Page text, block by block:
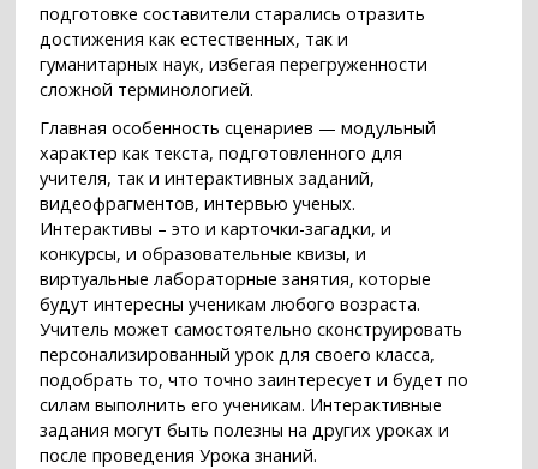
подготовке составители старались отразить
достижения как естественных, так и
гуманитарных наук, избегая перегруженности
сложной терминологией.
Главная особенность сценариев — модульный
характер как текста, подготовленного для
учителя, так и интерактивных заданий,
видеофрагментов, интервью ученых.
Интерактивы – это и карточки-загадки, и
конкурсы, и образовательные квизы, и
виртуальные лабораторные занятия, которые
будут интересны ученикам любого возраста.
Учитель может самостоятельно сконструировать
персонализированный урок для своего класса,
подобрать то, что точно заинтересует и будет по
силам выполнить его ученикам. Интерактивные
задания могут быть полезны на других уроках и
после проведения Урока знаний.